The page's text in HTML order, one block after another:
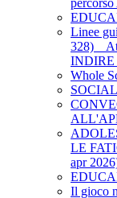
Linee
328) _
INDIRE
Whole
LE
apr
Il gioco